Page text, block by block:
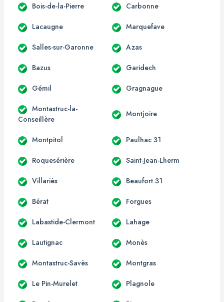
Bois-de-la-Pierre Carbonne
Lacaugne Marquefave
Salles-sur-Garonne Azas
Bazus Garidech
Gémil Gragnague
Montastruc-la-
Conseillère
Montjoire
Montpitol Paulhac 31
Roquesérière Saint-Jean-Lherm
Villariès Beaufort 31
Bérat Forgues
Labastide-Clermont Lahage
Lautignac Monès
Montastruc-Savès Montgras
Le Pin-Murelet Plagnole